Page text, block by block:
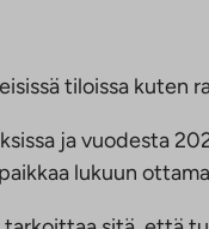
tiloissa kuten
ja vuodesta
lukuun